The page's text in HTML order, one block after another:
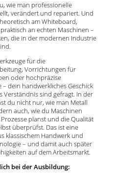
wie man professionelle
verändert und repariert. Und
am Whiteboard,
an echten Maschinen –
die in der modernen Industrie
für die
Vorrichtungen für
oder hochpräzise
– dein handwerkliches Geschick
Verständnis sind gefragt. In der
du nicht nur, wie man Metall
auch, wie du Maschinen
planst und die Qualität
überprüfst. Das ist eine
klassischem Handwerk und
– und damit auch später
auf dem Arbeitsmarkt.
bei der Ausbildung: